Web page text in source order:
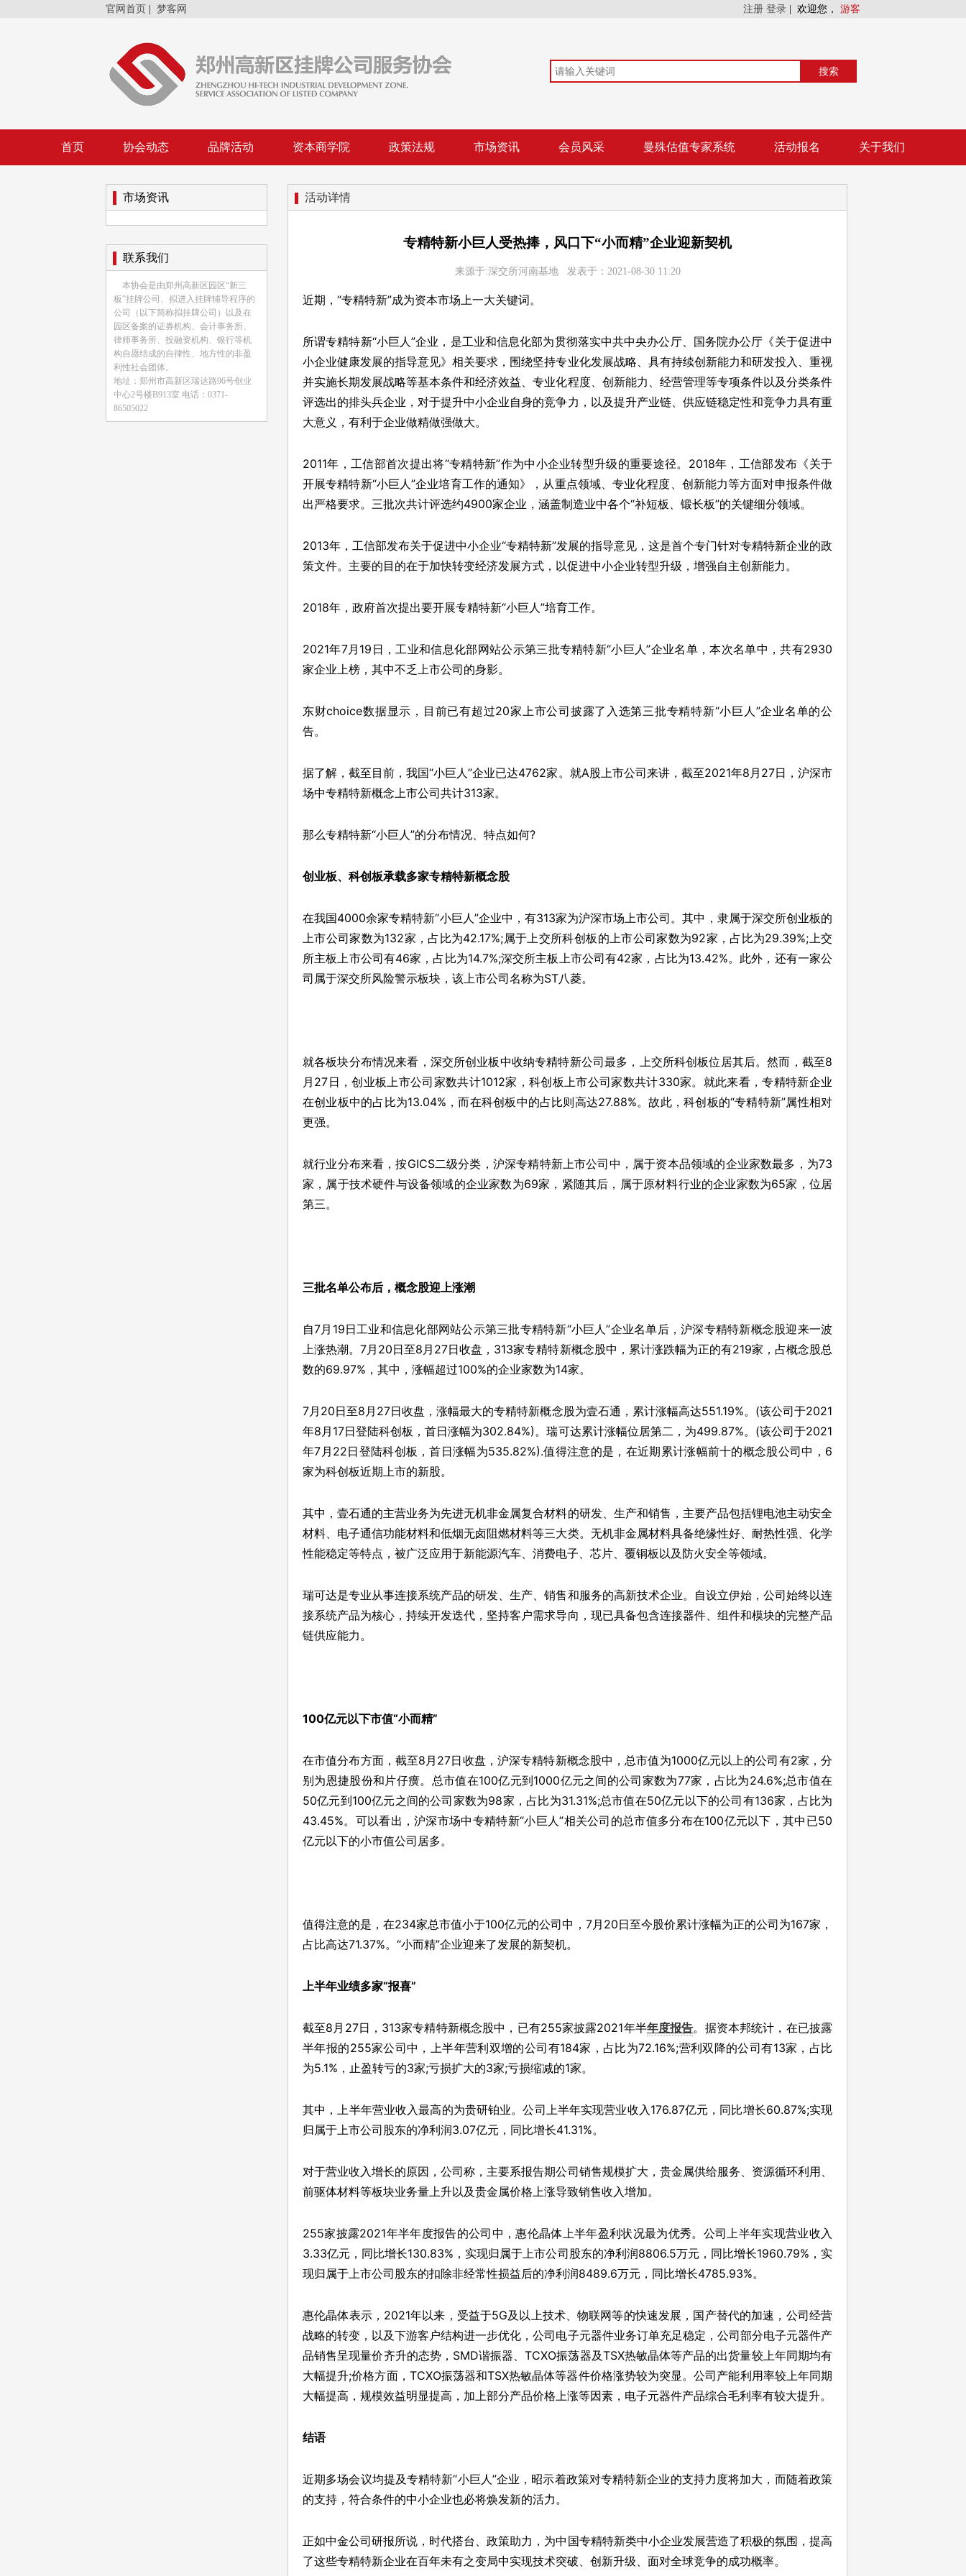
官网首页 梦客网 注册 登录 欢迎您， 游客
搜索
首页 协会动态 品牌活动 资本商学院 政策法规 市场资讯 会员风采 曼殊估值专家系统 活动报名 关于我们
市场资讯
联系我们
本协会是由郑州高新区园区“新三
板”挂牌公司、拟进入挂牌辅导程序的
公司（以下简称拟挂牌公司）以及在
园区备案的证券机构、会计事务所、
律师事务所、投融资机构、银行等机
构自愿结成的自律性、地方性的非盈
利性社会团体。
地址：郑州市高新区瑞达路96号创业
中心2号楼B913室 电话 ： 0371-
86505022
活动详情
专精特新小巨人受热捧，风口下“小而精”企业迎新契机
来源于:深交所河南基地 发表于：2021-08-30 11:20
近期，“专精特新”成为资本市场上一大关键词。
所谓专精特新“小巨人”企业，是工业和信息化部为贯彻落实中共中央办公厅、国务院办公厅《关于促进中
小企业健康发展的指导意见》相关要求，围绕坚持专业化发展战略、具有持续创新能力和研发投入、重视
并实施长期发展战略等基本条件和经济效益、专业化程度、创新能力、经营管理等专项条件以及分类条件
评选出的排头兵企业，对于提升中小企业自身的竞争力，以及提升产业链、供应链稳定性和竞争力具有重
大意义，有利于企业做精做强做大。
2011年，工信部首次提出将“专精特新”作为中小企业转型升级的重要途径。2018年，工信部发布《关于
开展专精特新“小巨人”企业培育工作的通知》，从重点领域、专业化程度、创新能力等方面对申报条件做
出严格要求。三批次共计评选约4900家企业，涵盖制造业中各个“补短板、锻长板”的关键细分领域。
2013年，工信部发布关于促进中小企业“专精特新”发展的指导意见，这是首个专门针对专精特新企业的政
策文件。主要的目的在于加快转变经济发展方式，以促进中小企业转型升级，增强自主创新能力。
2018年，政府首次提出要开展专精特新“小巨人”培育工作。
2021年7月19日，工业和信息化部网站公示第三批专精特新“小巨人”企业名单，本次名单中，共有2930
家企业上榜，其中不乏上市公司的身影。
东财choice数据显示，目前已有超过20家上市公司披露了入选第三批专精特新“小巨人”企业名单的公
告。
据了解，截至目前，我国“小巨人”企业已达4762家。就A股上市公司来讲，截至2021年8月27日，沪深市
场中专精特新概念上市公司共计313家。
那么专精特新“小巨人”的分布情况、特点如何?
创业板、科创板承载多家专精特新概念股
在我国4000余家专精特新“小巨人”企业中，有313家为沪深市场上市公司。其中，隶属于深交所创业板的
上市公司家数为132家，占比为42.17%;属于上交所科创板的上市公司家数为92家，占比为29.39%;上交
所主板上市公司有46家，占比为14.7%;深交所主板上市公司有42家，占比为13.42%。此外，还有一家公
司属于深交所风险警示板块，该上市公司名称为ST八菱。
就各板块分布情况来看，深交所创业板中收纳专精特新公司最多，上交所科创板位居其后。然而，截至8
月27日，创业板上市公司家数共计1012家，科创板上市公司家数共计330家。就此来看，专精特新企业
在创业板中的占比为13.04%，而在科创板中的占比则高达27.88%。故此，科创板的“专精特新”属性相对
更强。
就行业分布来看，按GICS二级分类，沪深专精特新上市公司中，属于资本品领域的企业家数最多，为73
家，属于技术硬件与设备领域的企业家数为69家，紧随其后，属于原材料行业的企业家数为65家，位居
第三。
三批名单公布后，概念股迎上涨潮
自7月19日工业和信息化部网站公示第三批专精特新“小巨人”企业名单后，沪深专精特新概念股迎来一波
上涨热潮。7月20日至8月27日收盘，313家专精特新概念股中，累计涨跌幅为正的有219家，占概念股总
数的69.97%，其中，涨幅超过100%的企业家数为14家。
7月20日至8月27日收盘，涨幅最大的专精特新概念股为壹石通，累计涨幅高达551.19%。(该公司于2021
年8月17日登陆科创板，首日涨幅为302.84%)。瑞可达累计涨幅位居第二，为499.87%。(该公司于2021
年7月22日登陆科创板，首日涨幅为535.82%).值得注意的是，在近期累计涨幅前十的概念股公司中，6
家为科创板近期上市的新股。
其中，壹石通的主营业务为先进无机非金属复合材料的研发、生产和销售，主要产品包括锂电池主动安全
材料、电子通信功能材料和低烟无卤阻燃材料等三大类。无机非金属材料具备绝缘性好、耐热性强、化学
性能稳定等特点，被广泛应用于新能源汽车、消费电子、芯片、覆铜板以及防火安全等领域。
瑞可达是专业从事连接系统产品的研发、生产、销售和服务的高新技术企业。自设立伊始，公司始终以连
接系统产品为核心，持续开发迭代，坚持客户需求导向，现已具备包含连接器件、组件和模块的完整产品
链供应能力。
100亿元以下市值“小而精”
在市值分布方面，截至8月27日收盘，沪深专精特新概念股中，总市值为1000亿元以上的公司有2家，分
别为恩捷股份和片仔癀。总市值在100亿元到1000亿元之间的公司家数为77家，占比为24.6%;总市值在
50亿元到100亿元之间的公司家数为98家，占比为31.31%;总市值在50亿元以下的公司有136家，占比为
43.45%。可以看出，沪深市场中专精特新“小巨人”相关公司的总市值多分布在100亿元以下，其中已50
亿元以下的小市值公司居多。
值得注意的是，在234家总市值小于100亿元的公司中，7月20日至今股价累计涨幅为正的公司为167家，
占比高达71.37%。“小而精”企业迎来了发展的新契机。
上半年业绩多家“报喜”
截至8月27日，313家专精特新概念股中，已有255家披露2021年半年度报告。据资本邦统计，在已披露
半年报的255家公司中，上半年营利双增的公司有184家，占比为72.16%;营利双降的公司有13家，占比
为5.1%，止盈转亏的3家;亏损扩大的3家;亏损缩减的1家。
其中，上半年营业收入最高的为贵研铂业。公司上半年实现营业收入176.87亿元，同比增长60.87%;实现
归属于上市公司股东的净利润3.07亿元，同比增长41.31%。
对于营业收入增长的原因，公司称，主要系报告期公司销售规模扩大，贵金属供给服务、资源循环利用、
前驱体材料等板块业务量上升以及贵金属价格上涨导致销售收入增加。
255家披露2021年半年度报告的公司中，惠伦晶体上半年盈利状况最为优秀。公司上半年实现营业收入
3.33亿元，同比增长130.83%，实现归属于上市公司股东的净利润8806.5万元，同比增长1960.79%，实
现归属于上市公司股东的扣除非经常性损益后的净利润8489.6万元，同比增长4785.93%。
惠伦晶体表示，2021年以来，受益于5G及以上技术、物联网等的快速发展，国产替代的加速，公司经营
战略的转变，以及下游客户结构进一步优化，公司电子元器件业务订单充足稳定，公司部分电子元器件产
品销售呈现量价齐升的态势，SMD谐振器、TCXO振荡器及TSX热敏晶体等产品的出货量较上年同期均有
大幅提升;价格方面，TCXO振荡器和TSX热敏晶体等器件价格涨势较为突显。公司产能利用率较上年同期
大幅提高，规模效益明显提高，加上部分产品价格上涨等因素，电子元器件产品综合毛利率有较大提升。
结语
近期多场会议均提及专精特新“小巨人”企业，昭示着政策对专精特新企业的支持力度将加大，而随着政策
的支持，符合条件的中小企业也必将焕发新的活力。
正如中金公司研报所说，时代搭台、政策助力，为中国专精特新类中小企业发展营造了积极的氛围，提高
了这些专精特新企业在百年未有之变局中实现技术突破、创新升级、面对全球竞争的成功概率。